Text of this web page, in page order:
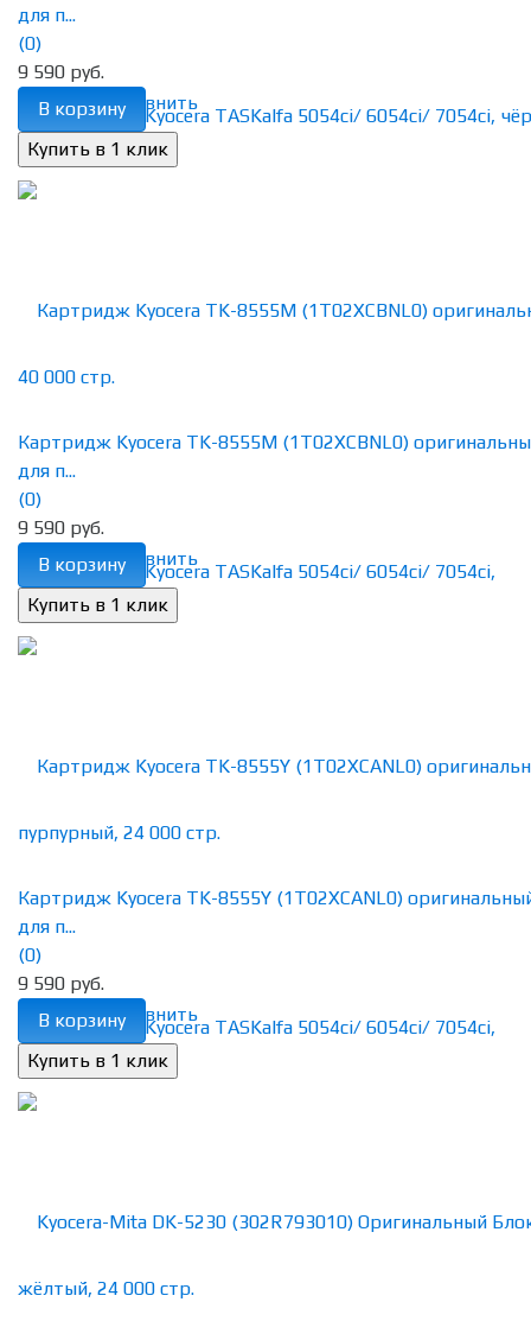
избранное сравнить
для п...
(0)
9 590 руб.
В корзину
избранное сравнить
Картридж Kyocera TK-8555M (1T02XCBNL0)
для п...
(0)
9 590 руб.
В корзину
избранное сравнить
Картридж Kyocera TK-8555Y (1T02XCANL0)
для п...
(0)
9 590 руб.
В корзину